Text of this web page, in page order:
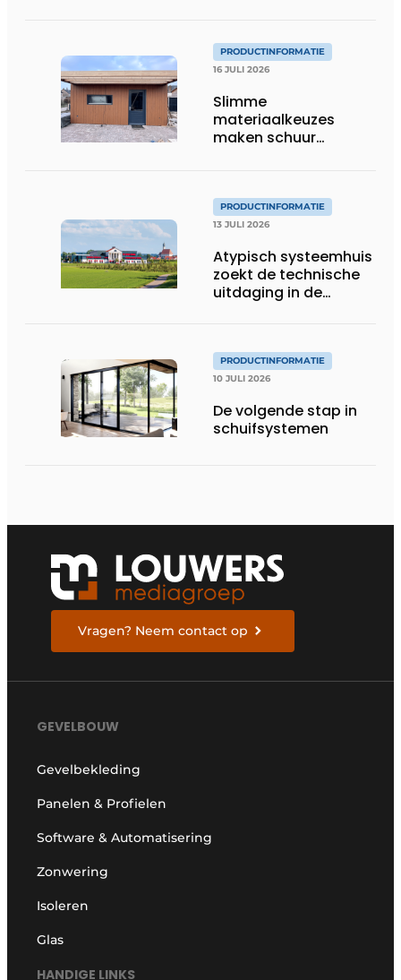
PRODUCTINFORMATIE
16 JULI 2026
Slimme
materiaalkeuzes
maken schuur
PRODUCTINFORMATIE
13 JULI 2026
Atypisch systeemhuis
zoekt de technische
uitdaging in de
PRODUCTINFORMATIE
10 JULI 2026
De volgende stap in
schuifsystemen
Vragen? Neem contact op
GEVELBOUW
Gevelbekleding
Panelen & Profielen
Software & Automatisering
Zonwering
Isoleren
Glas
HANDIGE LINKS